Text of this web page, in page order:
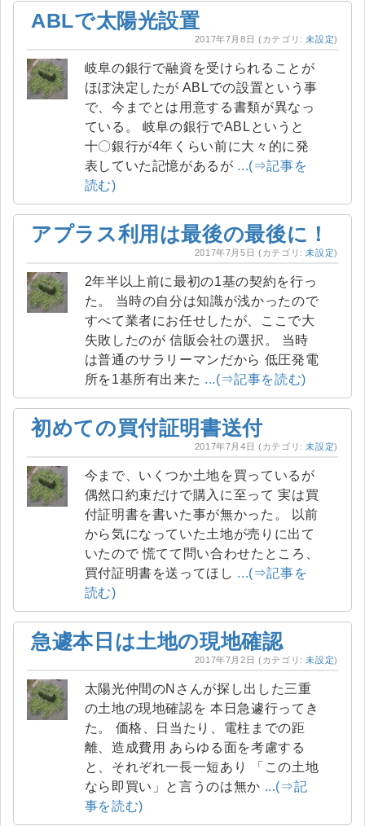
ABLで太陽光設置
2017年7月8日 (カテゴリ:未設定)
岐阜の銀行で融資を受けられることが
ほぼ決定したが ABLでの設置という事
で、今までとは用意する書類が異なっ
ている。 岐阜の銀行でABLというと
十〇銀行が4年くらい前に大々的に発
表していた記憶があるが ...(⇒記事を
読む)
アプラス利用は最後の最後に！
2017年7月5日 (カテゴリ:未設定)
2年半以上前に最初の1基の契約を行っ
た。 当時の自分は知識が浅かったので
すべて業者にお任せしたが、ここで大
失敗したのが 信販会社の選択。 当時
は普通のサラリーマンだから 低圧発電
所を1基所有出来た ...(⇒記事を読む)
初めての買付証明書送付
2017年7月4日 (カテゴリ:未設定)
今まで、いくつか土地を買っているが
偶然口約束だけで購入に至って 実は買
付証明書を書いた事が無かった。 以前
から気になっていた土地が売りに出て
いたので 慌てて問い合わせたところ、
買付証明書を送ってほし ...(⇒記事を
読む)
急遽本日は土地の現地確認
2017年7月2日 (カテゴリ:未設定)
太陽光仲間のNさんが探し出した三重
の土地の現地確認を 本日急遽行ってき
た。 価格、日当たり、電柱までの距
離、造成費用 あらゆる面を考慮する
と、それぞれ一長一短あり 「この土地
なら即買い」と言うのは無か ...(⇒記
事を読む)